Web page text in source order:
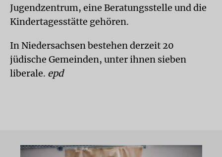
Jugendzentrum, eine Beratungsstelle und die
Kindertagesstätte gehören.
In Niedersachsen bestehen derzeit 20
jüdische Gemeinden, unter ihnen sieben
liberale. epd